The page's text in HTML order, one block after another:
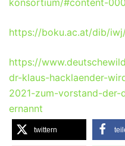
https://boku.ac.at/dib/
https://
dr-klaus-hacklaender-
2021-zum-vorstand-
ernannt
twittern